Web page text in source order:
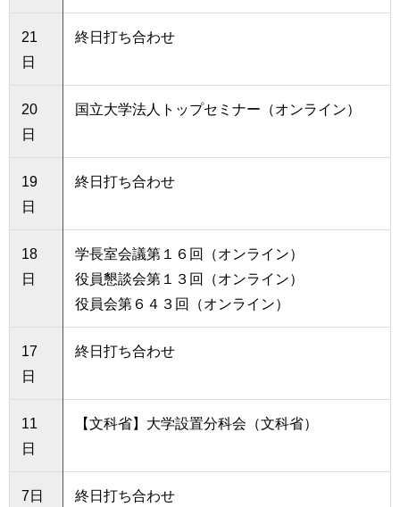
21
日
終日打ち合わせ
20
日
国立大学法人トップセミナー（オンライン）
19
日
終日打ち合わせ
18
日
学長室会議第１６回（オンライン）
役員懇談会第１３回（オンライン）
役員会第６４３回（オンライン）
17
日
終日打ち合わせ
11
日
【文科省】大学設置分科会（文科省）
7日 終日打ち合わせ